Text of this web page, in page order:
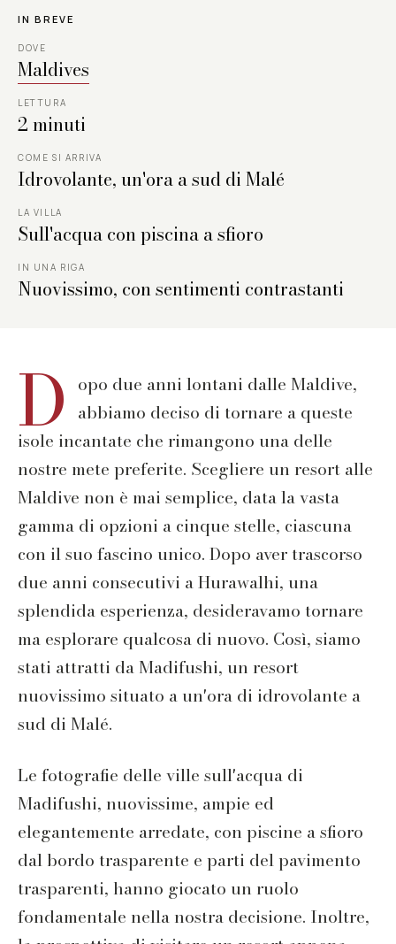
IN BREVE
DOVE
Maldives
LETTURA
2 minuti
COME SI ARRIVA
Idrovolante, un'ora a sud di Malé
LA VILLA
Sull'acqua con piscina a sfioro
IN UNA RIGA
Nuovissimo, con sentimenti contrastanti
D opo due anni lontani dalle Maldive,
abbiamo deciso di tornare a queste
isole incantate che rimangono una delle
nostre mete preferite. Scegliere un resort alle
Maldive non è mai semplice, data la vasta
gamma di opzioni a cinque stelle, ciascuna
con il suo fascino unico. Dopo aver trascorso
due anni consecutivi a Hurawalhi, una
splendida esperienza, desideravamo tornare
ma esplorare qualcosa di nuovo. Così, siamo
stati attratti da Madifushi, un resort
nuovissimo situato a un'ora di idrovolante a
sud di Malé.
Le fotografie delle ville sull'acqua di
Madifushi, nuovissime, ampie ed
elegantemente arredate, con piscine a sfioro
dal bordo trasparente e parti del pavimento
trasparenti, hanno giocato un ruolo
fondamentale nella nostra decisione. Inoltre,